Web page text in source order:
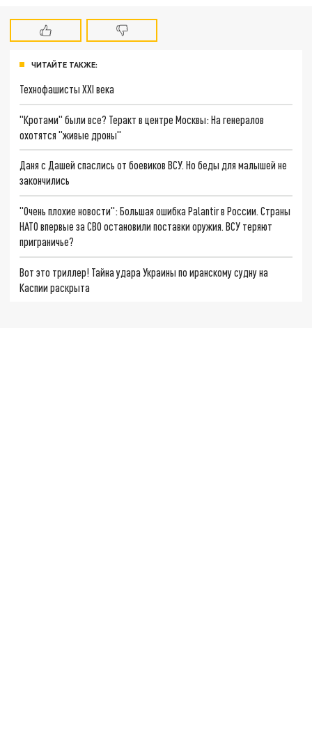
ЧИТАЙТЕ ТАКЖЕ:
Технофашисты XXI века
"Кротами" были все? Теракт в центре Москвы: На генералов
охотятся "живые дроны"
Даня с Дашей спаслись от боевиков ВСУ. Но беды для малышей не
закончились
"Очень плохие новости": Большая ошибка Palantir в России. Страны
НАТО впервые за СВО остановили поставки оружия. ВСУ теряют
приграничье?
Вот это триллер! Тайна удара Украины по иранскому судну на
Каспии раскрыта